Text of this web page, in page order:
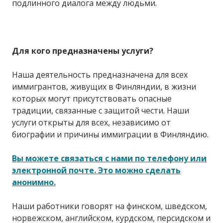
подлинного диалога между людьми.
Для кого предназначены услуги?
Наша деятельность предназначена для всех
иммигрантов, живущих в Финляндии, в жизни
которых могут присутствовать опасные
традиции, связанные с защитой чести. Наши
услуги открыты для всех, независимо от
биографии и причины иммиграции в Финляндию.
Вы можете связаться с нами по телефону или
электронной почте. Это можно сделать
анонимно.
Наши работники говорят на финском, шведском,
норвежском, английском, курдском, персидском и